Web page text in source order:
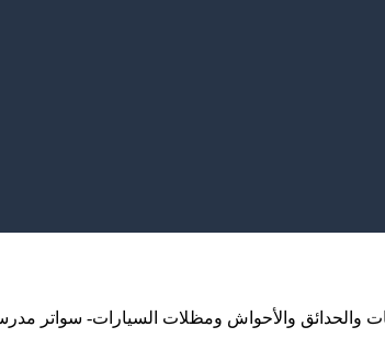
والحدائق والأحواش ومظلات السيارات- سواتر